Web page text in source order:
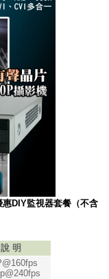
DIY監視器套餐（不含
說 明